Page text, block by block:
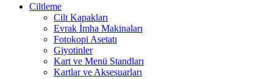
Ciltleme
Cilt Kapakları
Evrak İmha Makinaları
Fotokopi Asetatı
Giyotinler
Kart ve Menü Standları
Kartlar ve Aksesuarları